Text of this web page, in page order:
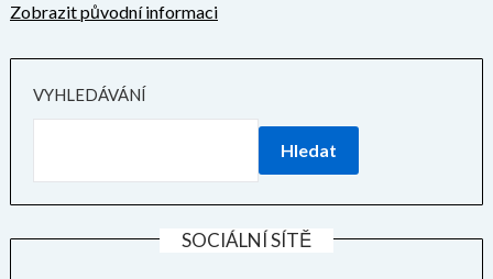
Zobrazit původní informaci
VYHLEDÁVÁNÍ
Hledat
SOCIÁLNÍ SÍTĚ